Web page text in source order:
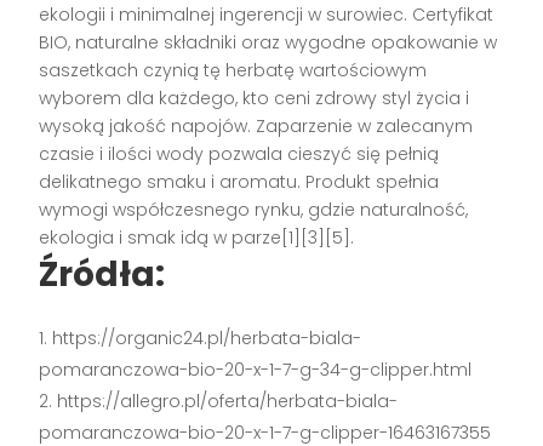
ekologii i minimalnej ingerencji w surowiec. Certyfikat
BIO, naturalne składniki oraz wygodne opakowanie w
saszetkach czynią tę herbatę wartościowym
wyborem dla każdego, kto ceni zdrowy styl życia i
wysoką jakość napojów. Zaparzenie w zalecanym
czasie i ilości wody pozwala cieszyć się pełnią
delikatnego smaku i aromatu. Produkt spełnia
wymogi współczesnego rynku, gdzie naturalność,
ekologia i smak idą w parze[1][3][5].
Źródła:
https://organic24.pl/herbata-biala-
pomaranczowa-bio-20-x-1-7-g-34-g-clipper.html
https://allegro.pl/oferta/herbata-biala-
pomaranczowa-bio-20-x-1-7-g-clipper-16463167355